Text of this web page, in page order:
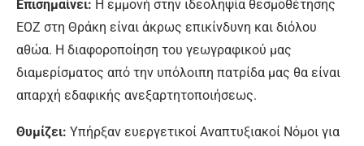
Επισημαίνει: Η εμμονή στην ιδεοληψία θε­σμοθέτησης
ΕΟΖ στη Θράκη είναι άκρως επι­κίνδυνη και διόλου
αθώα. Η διαφοροποίηση του γεωγραφικού μας
διαμερίσματος από την υπόλοιπη πατρίδα μας θα είναι
απαρχή εδα­φικής ανεξαρτητοποιήσεως.
Θυμίζει: Υπήρξαν ευεργετικοί Αναπτυξι­ακοί Νόμοι για